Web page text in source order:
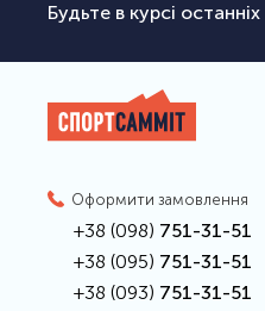
Будьте в курсі
Оформити замовлення
+38 (098) 751-31-51
+38 (095) 751-31-51
+38 (093) 751-31-51